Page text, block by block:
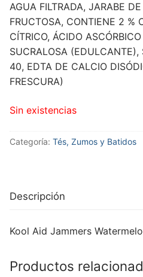
AGUA FILTRADA, JARABE
FRUCTOSA, CONTIENE 2 %
CÍTRICO, ÁCIDO
SUCRALOSA (EDULCANTE),
40, EDTA DE CALCIO
FRESCURA)
Sin existencias
Categoría: Tés, Zumos y Batidos
Descripción
Kool Aid Jammers
Productos